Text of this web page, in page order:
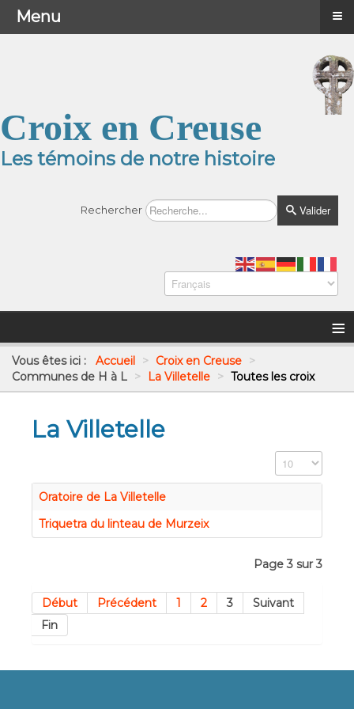
Croix en Creuse
Les témoins de notre histoire
Rechercher Valider
≡
Vous êtes ici : Accueil > Croix en Creuse >
Communes de H à L > La Villetelle > Toutes les croix
La Villetelle
Affichage #
Oratoire de La Villetelle
Triquetra du linteau de Murzeix
Page 3 sur 3
Début Précédent 1 2 3
Suivant
Fin
Menu ≡
Menu ≡